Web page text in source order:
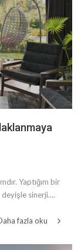
Yaptığım bir
sinerji....
fazla oku